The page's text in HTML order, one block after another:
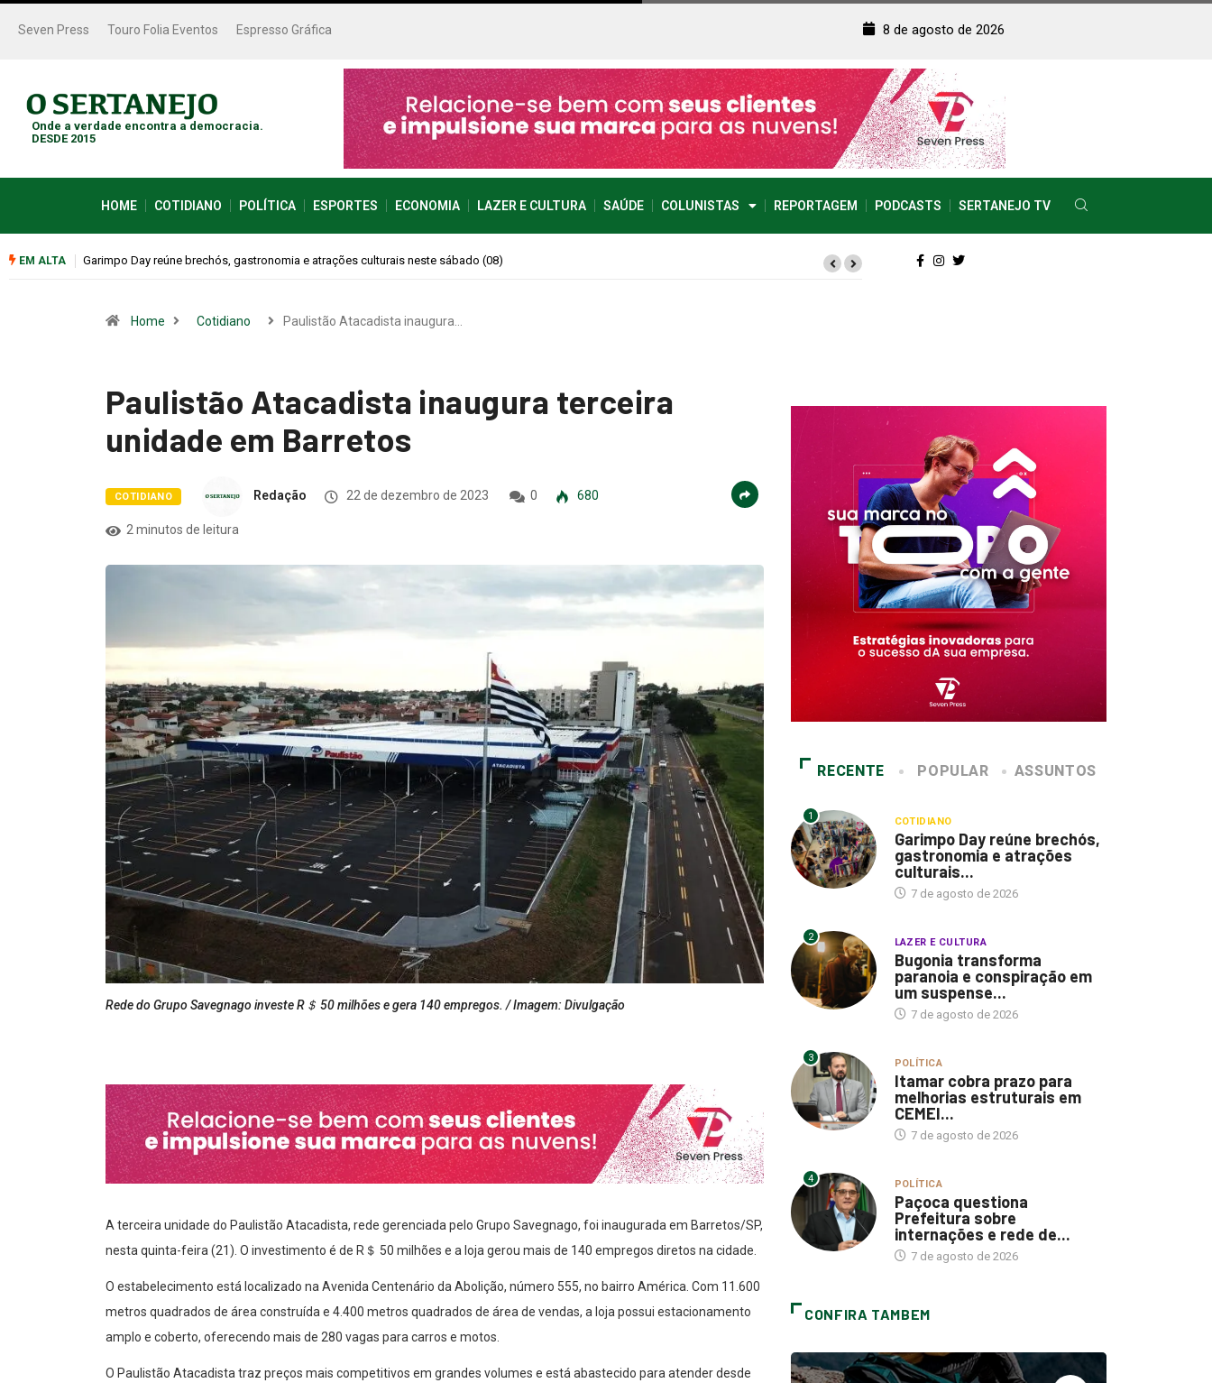
Seven Press Touro Folia Eventos Espresso Gráfica 8 de agosto de 2026
Onde a verdade encontra a democracia.
DESDE 2015
HOME COTIDIANO POLÍTICA ESPORTES ECONOMIA LAZER E CULTURA SAÚDE COLUNISTAS REPORTAGEM PODCASTS SERTANEJO TV
EM ALTA Bugonia transforma paranoia e conspiração em um suspense imprevisível
Home Cotidiano Paulistão Atacadista inaugura…
Paulistão Atacadista inaugura terceira
unidade em Barretos
COTIDIANO Redação 22 de dezembro de 2023 0 680
2 minutos de leitura
Rede do Grupo Savegnago investe R＄ 50 milhões e gera 140 empregos. / Imagem: Divulgação
A terceira unidade do Paulistão Atacadista, rede gerenciada pelo Grupo Savegnago, foi inaugurada em Barretos/SP,
nesta quinta-feira (21). O investimento é de R＄ 50 milhões e a loja gerou mais de 140 empregos diretos na cidade.
O estabelecimento está localizado na Avenida Centenário da Abolição, número 555, no bairro América. Com 11.600
metros quadrados de área construída e 4.400 metros quadrados de área de vendas, a loja possui estacionamento
amplo e coberto, oferecendo mais de 280 vagas para carros e motos.
O Paulistão Atacadista traz preços mais competitivos em grandes volumes e está abastecido para atender desde
RECENTE POPULAR ASSUNTOS
1 COTIDIANO
Garimpo Day reúne brechós,
gastronomia e atrações
culturais...
7 de agosto de 2026
2 LAZER E CULTURA
Bugonia transforma
paranoia e conspiração em
um suspense...
7 de agosto de 2026
3 POLÍTICA
Itamar cobra prazo para
melhorias estruturais em
CEMEI...
7 de agosto de 2026
4 POLÍTICA
Paçoca questiona
Prefeitura sobre
internações e rede de...
7 de agosto de 2026
CONFIRA TAMBEM